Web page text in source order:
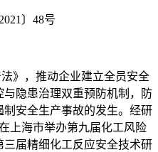
〕48号
》，推动企业建立全员安全
隐患治理双重预防机制，防
安全生产事故的发生。经研
上海市举办第九届化工风险
届精细化工反应安全技术研